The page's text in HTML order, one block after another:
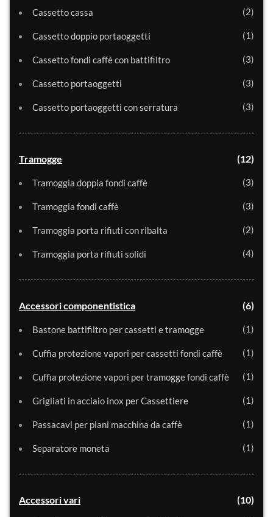
Cassetto cassa 2
Cassetto doppio portaoggetti 1
Cassetto fondi caffè con battifiltro 3
Cassetto portaoggetti 3
Cassetto portaoggetti con serratura 3
Tramogge 12
Tramoggia doppia fondi caffè 3
Tramoggia fondi caffè 3
Tramoggia porta rifiuti con ribalta 2
Tramoggia porta rifiuti solidi 4
Accessori componentistica 6
Bastone battifiltro per cassetti e tramogge 1
Cuffia protezione vapori per cassetti fondi caffè 1
Cuffia protezione vapori per tramogge fondi caffè 1
Grigliati in acciaio inox per Cassettiere 1
Passacavi per piani macchina da caffè 1
Separatore moneta 1
Accessori vari 10